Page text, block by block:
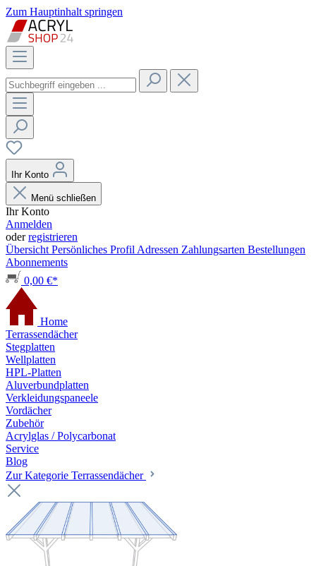
Zum Hauptinhalt springen
Ihr Konto
Menü schließen
Ihr Konto
Anmelden
oderregistrieren
Übersicht Persönliches Profil Adressen Zahlungsarten Bestellungen
Abonnements
0,00 €*
Home
Terrassendächer
Stegplatten
Wellplatten
HPL-Platten
Aluverbundplatten
Verkleidungspaneele
Vordächer
Zubehör
Acrylglas / Polycarbonat
Service
Blog
Zur Kategorie Terrassendächer